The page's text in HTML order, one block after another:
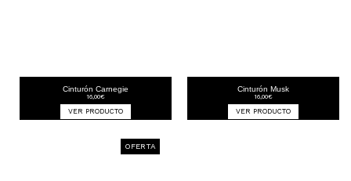
Cinturón Carnegie
16,00€
VER PRODUCTO
Cinturón Musk
16,00€
VER PRODUCTO
OFERTA